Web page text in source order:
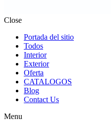
Close
Portada del sitio
Todos
Interior
Exterior
Oferta
CATALOGOS
Blog
Contact Us
Menu